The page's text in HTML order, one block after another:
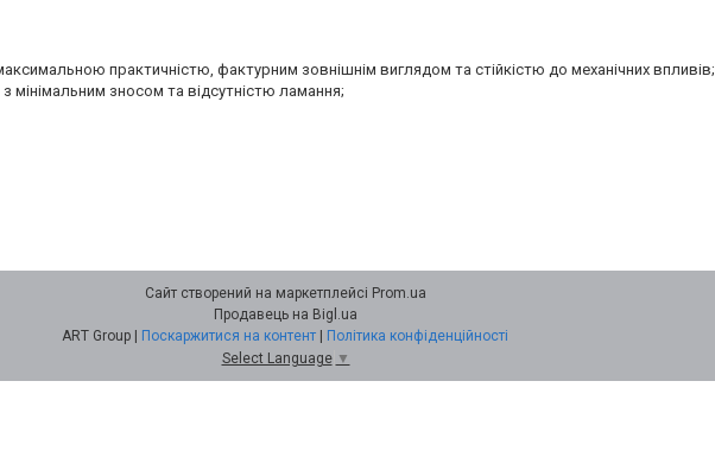
практичністю, фактурним зовнішнім виглядом та стійкістю до механічних впливів;
мінімальним зносом та відсутністю ламання;
Сайт створений на маркетплейсі Prom.ua
Продавець на Bigl.ua
Поскаржитися на контент
Політика конфіденційності
Select Language ▼